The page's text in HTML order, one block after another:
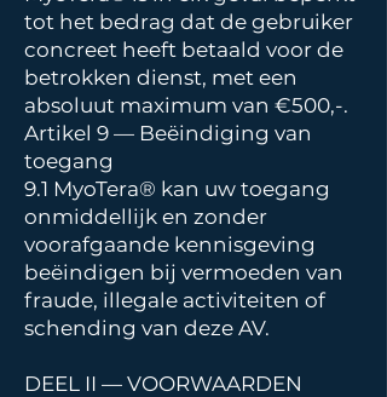
tot het bedrag dat de gebruiker
concreet heeft betaald voor de
betrokken dienst, met een
absoluut maximum van €500,-.
Artikel 9 — Beëindiging van
toegang
9.1 MyoTera® kan uw toegang
onmiddellijk en zonder
voorafgaande kennisgeving
beëindigen bij vermoeden van
fraude, illegale activiteiten of
schending van deze AV.
DEEL II — VOORWAARDEN